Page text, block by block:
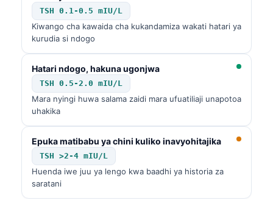
TSH 0.1-0.5 mIU/L
Kiwango cha kawaida cha kukandamiza wakati hatari ya
kurudia si ndogo
Hatari ndogo, hakuna ugonjwa
TSH 0.5-2.0 mIU/L
Mara nyingi huwa salama zaidi mara ufuatiliaji unapotoa
uhakika
Epuka matibabu ya chini kuliko inavyohitajika
TSH >2-4 mIU/L
Huenda iwe juu ya lengo kwa baadhi ya historia za
saratani